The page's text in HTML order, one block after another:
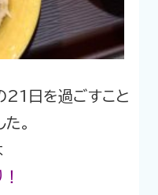
21日を過ごすこと
。